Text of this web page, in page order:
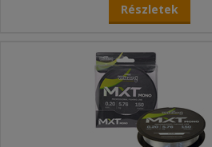
Részletek